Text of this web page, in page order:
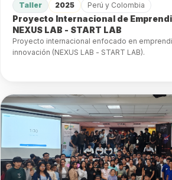
Taller 2025 Perú y Colombia
Proyecto Internacional de
NEXUS LAB - START LAB
Proyecto internacional enfocado en
innovación (NEXUS LAB - START LAB).